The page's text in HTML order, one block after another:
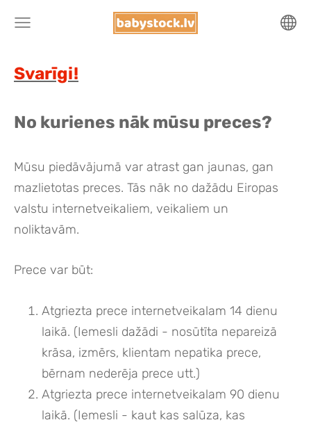
Svarīgi!
No kurienes nāk mūsu preces?
Mūsu piedāvājumā var atrast gan jaunas, gan
mazlietotas preces. Tās nāk no dažādu Eiropas
valstu internetveikaliem, veikaliem un
noliktavām.
Prece var būt:
Atgriezta prece internetveikalam 14 dienu
laikā. (Iemesli dažādi - nosūtīta nepareizā
krāsa, izmērs, klientam nepatika prece,
bērnam nederēja prece utt.)
Atgriezta prece internetveikalam 90 dienu
laikā. (Iemesli - kaut kas salūza, kas